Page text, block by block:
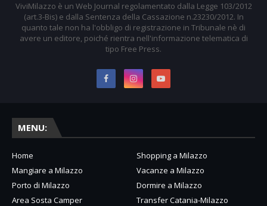
ViviMilazzo è un Web Journal regolamentato dalla Legge 103/2012
(art.3-Bis) e dalla Sentenza della Cassazione n.23230/2012. In
quanto tale non ha l'obbligo di registrazione in Tribunale nè di
avere un editore, poiché rientra nell'informazione telematica di
tipo Free Press.
MENU:
Home
Shopping a Milazzo
Mangiare a Milazzo
Vacanze a Milazzo
Porto di Milazzo
Dormire a Milazzo
Area Sosta Camper
Transfer Catania-Milazzo